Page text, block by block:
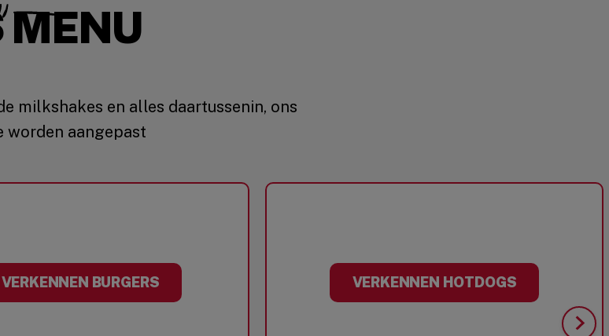
MENU
milkshakes en alles daartussenin, ons
worden aangepast
VERKENNEN BURGERS VERKENNEN HOTDOGS